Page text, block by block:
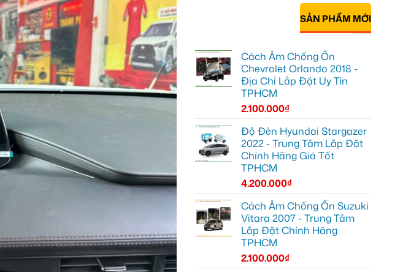
SẢN PHẨM MỚI
Cách Âm Chống Ồn
Chevrolet Orlando 2018 -
Địa Chỉ Lắp Đặt Uy Tín
TPHCM
2.100.000₫
Độ Đèn Hyundai Stargazer
2022 - Trung Tâm Lắp Đặt
Chính Hãng Giá Tốt
TPHCM
4.200.000₫
Cách Âm Chống Ồn Suzuki
Vitara 2007 - Trung Tâm
Lắp Đặt Chính Hãng
TPHCM
2.100.000₫